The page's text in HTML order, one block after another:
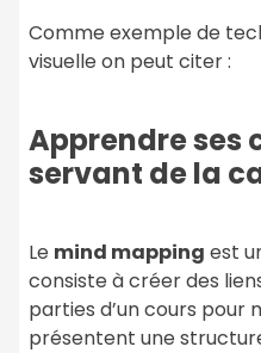
Comme exemple de
visuelle on peut citer :
Apprendre ses
servant de la
Le mind mapping est
consiste à créer des
parties d’un cours pour
présentent une